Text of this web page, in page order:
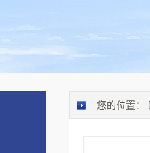
您的位置：